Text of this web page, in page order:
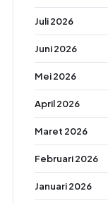
Juli 2026
Juni 2026
Mei 2026
April 2026
Maret 2026
Februari 2026
Januari 2026